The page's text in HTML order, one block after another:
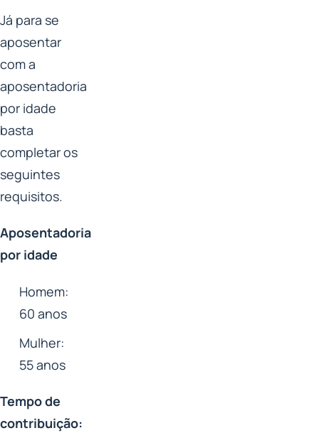
Já para se
aposentar
com a
aposentadoria
por idade
basta
completar os
seguintes
requisitos.
Aposentadoria
por idade
Homem:
60 anos
Mulher:
55 anos
Tempo de
contribuição: